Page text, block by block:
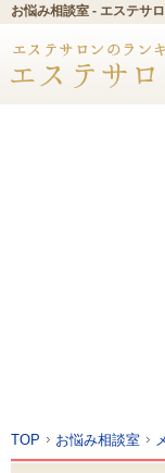
お悩み相談室 - エステサ
TOP お悩み相談室